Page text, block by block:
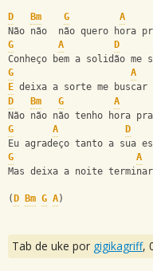
D Bm G A
Não não  não quero hora
G
A D
Conheço bem a solidão me
G
A
E deixa a sorte me buscar
D
Bm G A
Não não não tenho hora
G
A D
Eu agradeço tanto a sua
G
A
Mas deixa a noite terminar
( D Bm G A)
Tab de uke por gigikagriff,